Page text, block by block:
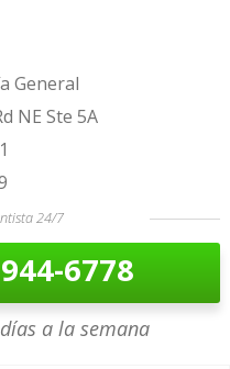
General
NE Ste 5A
24/7
6778
a la semana